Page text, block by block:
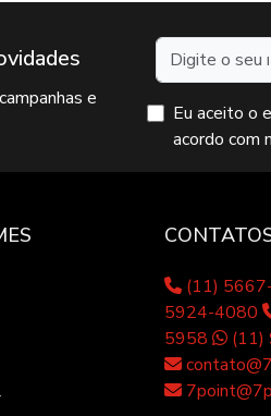
e
Nome
Eu aceito o
acordo com
(11)
5924-4080
5958
(11)